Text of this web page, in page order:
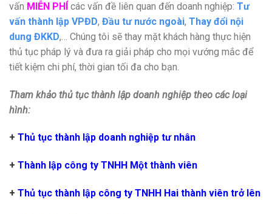
vấn MIỄN PHÍ các vấn đề liên quan đến doanh nghiệp: Tư
vấn thành lập VPĐD, Đầu tư nước ngoài, Thay đổi nội
dung ĐKKD,… Chúng tôi sẽ thay mặt khách hàng thực hiện
thủ tục pháp lý và đưa ra giải pháp cho mọi vướng mắc để
tiết kiệm chi phí, thời gian tối đa cho bạn.
Tham khảo thủ tục thành lập doanh nghiệp theo các loại
hình:
+ Thủ tục thành lập doanh nghiệp tư nhân
+ Thành lập công ty TNHH Một thành viên
+ Thủ tục thành lập công ty TNHH Hai thành viên trở lên